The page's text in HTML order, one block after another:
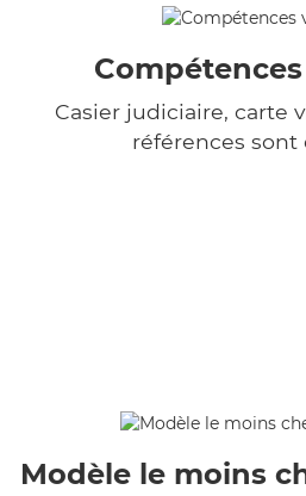
Casier judiciaire, carte
références sont
Modèle le moins